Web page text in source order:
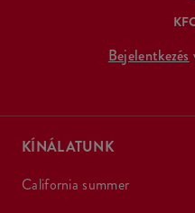
Bejelentkezés
KÍNÁLATUNK
california summer